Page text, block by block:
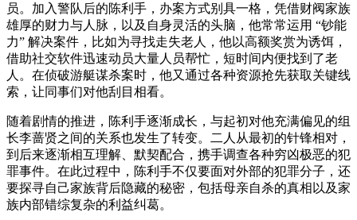
员。加入警队后的陈利手，办案方式别具一格，凭借财阀家族
雄厚的财力与人脉，以及自身灵活的头脑，他常常运用 “钞能
力” 解决案件，比如为寻找走失老人，他以高额奖赏为诱饵，
借助社交软件迅速动员大量人员帮忙，短时间内便找到了老
人。在侦破游艇谋杀案时，他又通过各种资源抢先获取关键线
索，让同事们对他刮目相看。
随着剧情的推进，陈利手逐渐成长，与起初对他充满偏见的组
长李蔷贤之间的关系也发生了转变。二人从最初的针锋相对，
到后来逐渐相互理解、默契配合，携手调查各种穷凶极恶的犯
罪事件。在此过程中，陈利手不仅要面对外部的犯罪分子，还
要探寻自己家族背后隐藏的秘密，包括母亲自杀的真相以及家
族内部错综复杂的利益纠葛。